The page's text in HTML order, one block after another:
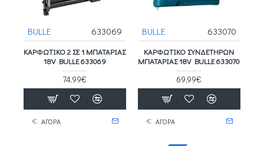
BULLE 633069
ΚΑΡΦΩΤΙΚΌ 2 ΣΕ 1 ΜΠΑΤΑΡΊΑΣ
18V BULLE 633069
74,99€
ΑΓΟΡΑ
BULLE 633070
ΚΑΡΦΩΤΙΚΌ ΣΥΝΔΕΤΉΡΩΝ
ΜΠΑΤΑΡΊΑΣ 18V BULLE 633070
69,99€
ΑΓΟΡΑ